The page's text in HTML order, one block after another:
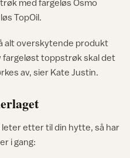
med fargeløs Osmo
TopOil.
alt overskytende produkt
fargeløst toppstrøk skal det
av, sier Kate Justin.
etter til din hytte, så har
i gang: